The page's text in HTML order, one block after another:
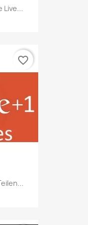
Live...
favorite_border